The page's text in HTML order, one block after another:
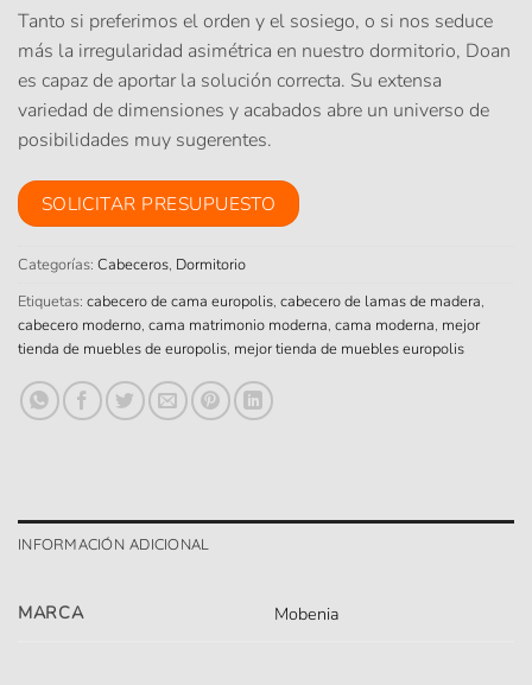
Tanto si preferimos el orden y el sosiego, o si nos seduce
más la irregularidad asimétrica en nuestro dormitorio, Doan
es capaz de aportar la solución correcta. Su extensa
variedad de dimensiones y acabados abre un universo de
posibilidades muy sugerentes.
SOLICITAR PRESUPUESTO
Categorías: Cabeceros, Dormitorio
Etiquetas: cabecero de cama europolis, cabecero de lamas de madera,
cabecero moderno, cama matrimonio moderna, cama moderna, mejor
tienda de muebles de europolis, mejor tienda de muebles europolis
INFORMACIÓN ADICIONAL
MARCA Mobenia